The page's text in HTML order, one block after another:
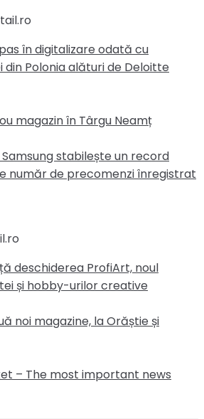
în digitalizare odată cu
Polonia alături de Deloitte
magazin în Târgu Neamț
Samsung stabilește un record
număr de precomenzi înregistrat
deschiderea ProfiArt, noul
și hobby-urilor creative
noi magazine, la Orăștie și
– The most important news